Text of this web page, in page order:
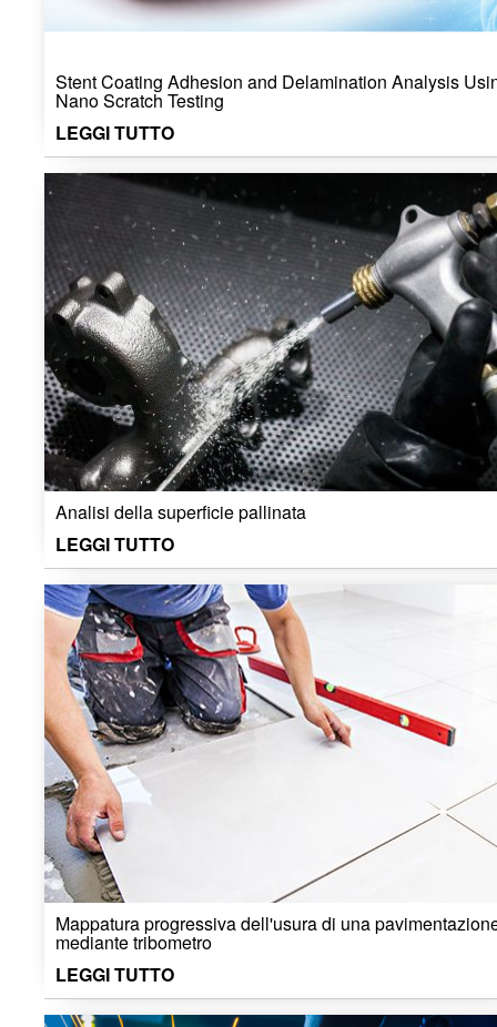
Stent Coating Adhesion and Delamination Analysis
Nano Scratch Testing
LEGGI TUTTO
Analisi della superficie pallinata
LEGGI TUTTO
Mappatura progressiva dell'usura di una
mediante tribometro
LEGGI TUTTO